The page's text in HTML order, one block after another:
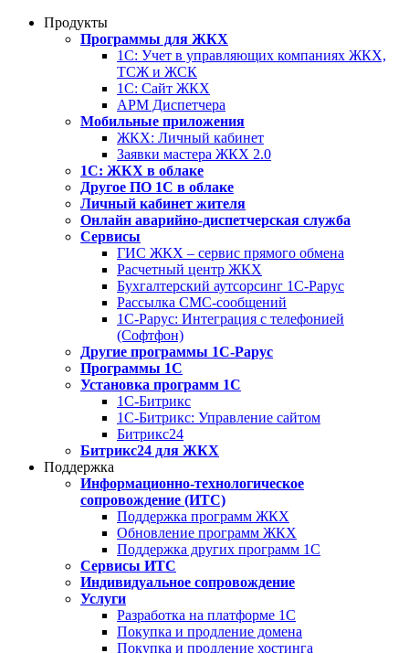
Продукты
Программы для ЖКХ
1С: Учет в управляющих компаниях ЖКХ,
ТСЖ и ЖСК
1С: Сайт ЖКХ
АРМ Диспетчера
Мобильные приложения
ЖКХ: Личный кабинет
Заявки мастера ЖКХ 2.0
1С: ЖКХ в облаке
Другое ПО 1С в облаке
Личный кабинет жителя
Онлайн аварийно-диспетчерская служба
Сервисы
ГИС ЖКХ – сервис прямого обмена
Расчетный центр ЖКХ
Бухгалтерский аутсорсинг 1С-Рарус
Рассылка СМС-сообщений
1С-Рарус: Интеграция с телефонией
(Софтфон)
Другие программы 1С-Рарус
Программы 1С
Установка программ 1С
1С-Битрикс
1С-Битрикс: Управление сайтом
Битрикс24
Битрикс24 для ЖКХ
Поддержка
Информационно-технологическое
сопровождение (ИТС)
Поддержка программ ЖКХ
Обновление программ ЖКХ
Поддержка других программ 1С
Сервисы ИТС
Индивидуальное сопровождение
Услуги
Разработка на платформе 1С
Покупка и продление домена
Покупка и продление хостинга